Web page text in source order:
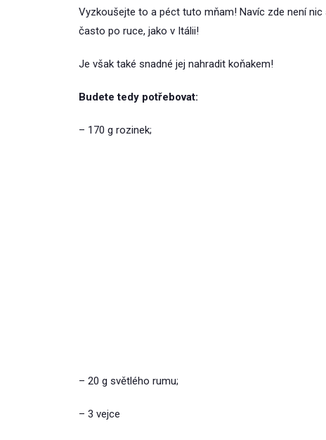
Vyzkoušejte to a péct tuto mňam! Navíc zde není
často po ruce, jako v Itálii!
Je však také snadné jej nahradit koňakem!
Budete tedy potřebovat:
– 170 g rozinek;
– 20 g světlého rumu;
– 3 vejce